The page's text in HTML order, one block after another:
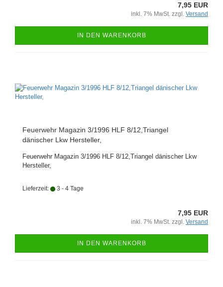
7,95 EUR
inkl. 7% MwSt. zzgl. Versand
IN DEN WARENKORB
Feuerwehr Magazin 3/1996 HLF 8/12,Triangel
dänischer Lkw Hersteller,
Feuerwehr Magazin 3/1996 HLF 8/12,Triangel dänischer Lkw
Hersteller,
Lieferzeit: 3 - 4 Tage
7,95 EUR
inkl. 7% MwSt. zzgl. Versand
IN DEN WARENKORB